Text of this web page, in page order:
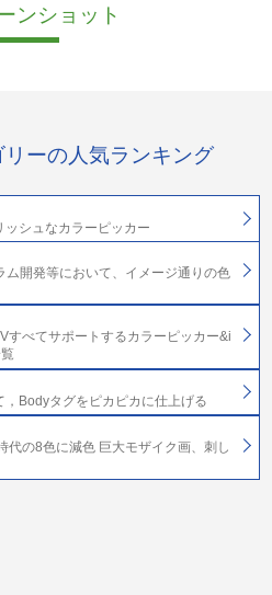
ンショット
リーの人気ランキング
シュなカラーピッカー
開発等において、イメージ通りの色
すべてサポートするカラーピッカー&i
Bodyタグをピカピカに仕上げる
代の8色に減色 巨大モザイク画、刺し